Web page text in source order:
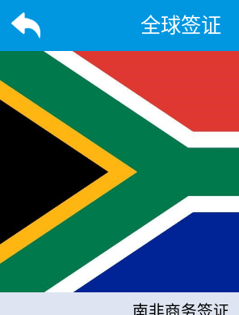
全球签证